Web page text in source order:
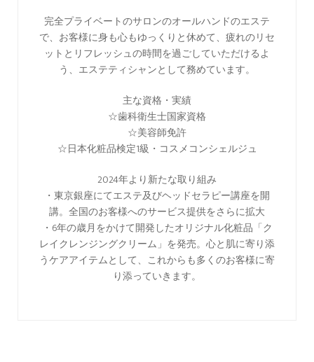
完全プライベートのサロンのオールハンドのエステ
で、お客様に身も心もゆっくりと休めて、疲れのリセ
ットとリフレッシュの時間を過ごしていただけるよ
う、エステティシャンとして務めています。
主な資格・実績
☆歯科衛生士国家資格
☆美容師免許
☆日本化粧品検定1級・コスメコンシェルジュ
2024年より新たな取り組み
・東京銀座にてエステ及びヘッドセラピー講座を開
講。全国のお客様へのサービス提供をさらに拡大
・6年の歳月をかけて開発したオリジナル化粧品「ク
レイクレンジングクリーム」を発売。心と肌に寄り添
うケアアイテムとして、これからも多くのお客様に寄
り添っていきます。